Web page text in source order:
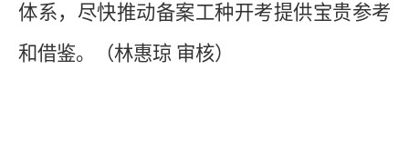
体系，尽快推动备案工种开考提供宝贵参考
和借鉴。
（林惠琼 审核）